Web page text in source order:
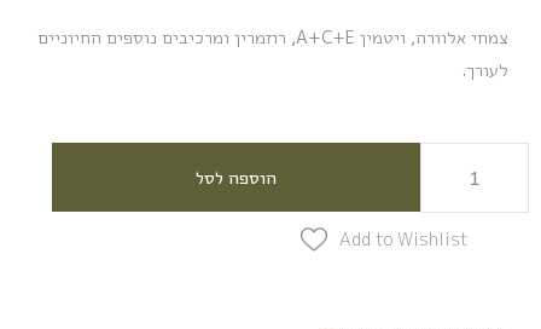
צמחי אלוורה, ויטמין A+C+E, רוזמרין ומרכיבים נוספים החיוניים
לעורך.
הוספה לסל
Add to Wishlist